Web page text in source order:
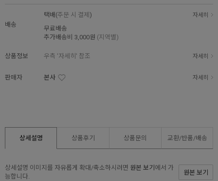
배송
택배(주문 시 결제 ) 자세히
무료배송
추가배송비 3,000원 (지역별)
상품정보 우측 '자세히' 참조 자세히
판매자 본사 자세히
상세설명 상품후기 상품문의 교환/반품/배송
상세설명 이미지를 자유롭게 확대/축소하시려면 원본 보기 에서 가
능합니다.
원본 보기